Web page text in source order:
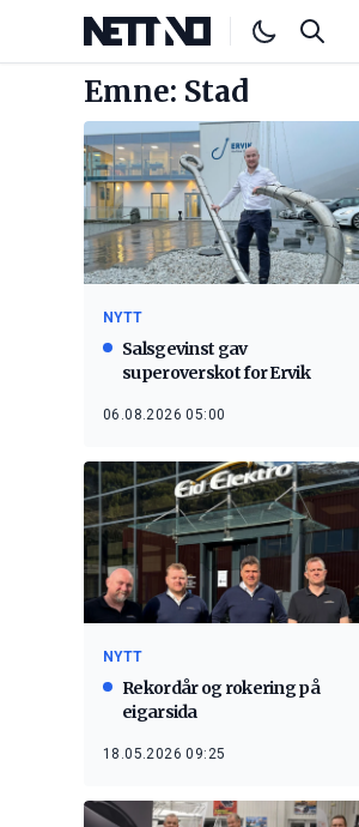
Emne: Stad
NYTT
Salsgevinst gav
superoverskot for Ervik
06.08.2026 05:00
NYTT
Rekordår og rokering på
eigarsida
18.05.2026 09:25